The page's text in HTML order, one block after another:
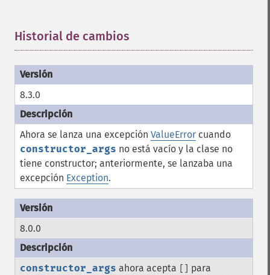
Historial de cambios
8.3.0
Ahora se lanza una excepción ValueError cuando
constructor_args no está vacío y la clase no
tiene constructor; anteriormente, se lanzaba una
excepción Exception.
8.0.0
constructor_args ahora acepta
para